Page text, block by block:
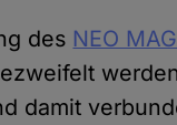
des NEO
damit